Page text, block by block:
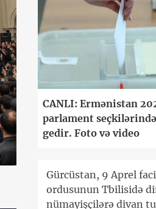
CANLI: Ermənistan
parlament
gedir. Foto və video
Gürcüstan, 9 Aprel
ordusunun Tbilisidə
nümayişçilərə divan